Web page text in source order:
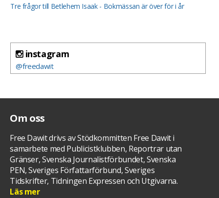
Tre frågor till Betlehem Isaak - Bokmässan är över för i år
instagram
@freedawit
Om oss
Free Dawit drivs av Stödkommitten Free Dawit i
samarbete med Publicistklubben, Reportrar utan
Gränser, Svenska Journalistförbundet, Svenska
PEN, Sveriges Författarförbund, Sveriges
Tidskrifter, Tidningen Expressen och Utgivarna.
Läs mer